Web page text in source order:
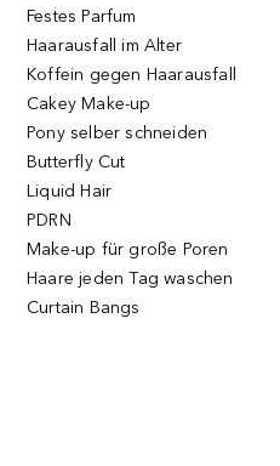
Festes Parfum
Haarausfall im Alter
Koffein gegen Haarausfall
Cakey Make-up
Pony selber schneiden
Butterfly Cut
Liquid Hair
PDRN
Make-up für große Poren
Haare jeden Tag waschen
Curtain Bangs